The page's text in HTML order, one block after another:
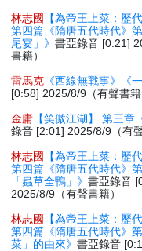
林志國
【為帝王上菜：歷
第四篇《隋唐五代時代》
尾宴」》書亞錄音 [0:21]
書籍）
雷馬克 《西線無戰事》《
[0:58] 2025/8/9（有聲書籍
金庸 【笑傲江湖】 第三章
錄音 [2:01] 2025/8/9（有聲
林志國
【為帝王上菜：歷
第四篇《隋唐五代時代》
「蟲草全鴨」》書亞錄音
2025/8/9（有聲書籍）
林志國
【為帝王上菜：歷
第四篇《隋唐五代時代》
菜」的由來》書亞錄音